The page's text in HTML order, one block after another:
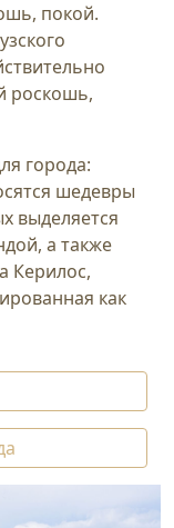
покой.
роскошь,
города:
шедевры
выделяется
а также
Керилос,
как